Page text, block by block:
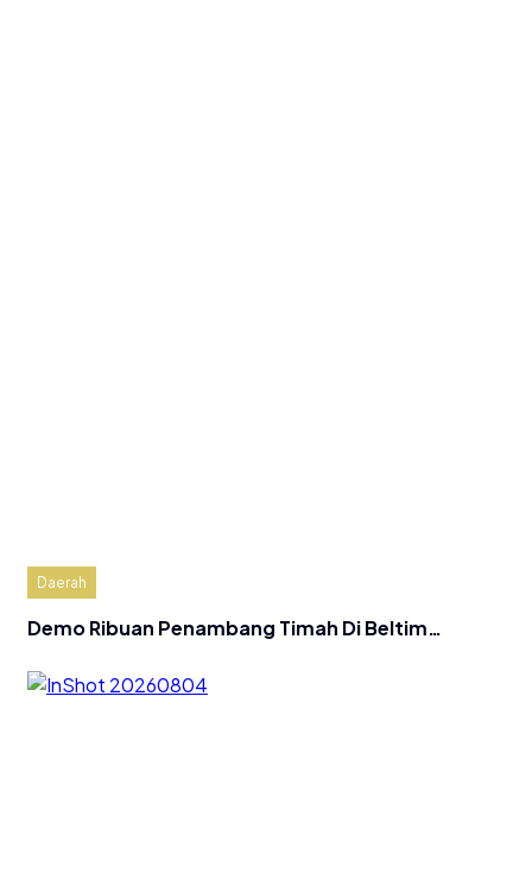
Daerah
Demo Ribuan Penambang Timah Di Beltim…